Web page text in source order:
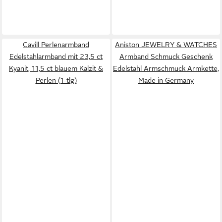
Cavill Perlenarmband
Edelstahlarmband mit 23,5 ct
Kyanit, 11,5 ct blauem Kalzit &
Perlen (1-tlg)
Aniston JEWELRY & WATCHES
Armband Schmuck Geschenk
Edelstahl Armschmuck Armkette,
Made in Germany